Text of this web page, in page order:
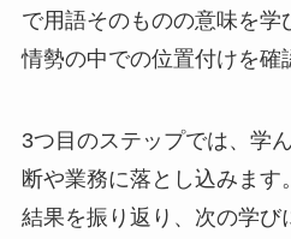
で用語そのものの意味を学
情勢の中での位置付けを確
3つ目のステップでは、学
断や業務に落とし込みます
結果を振り返り、次の学び